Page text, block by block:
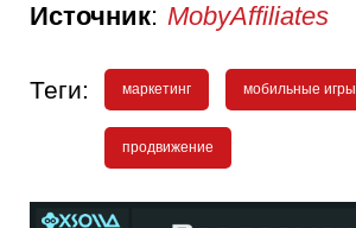
Источник: MobyAffiliates
Теги: маркетинг мобильные игры
продвижение